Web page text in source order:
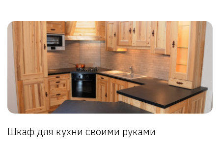
Шкаф для кухни своими руками